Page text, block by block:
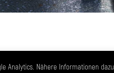
Analytics. Nähere Informationen dazu